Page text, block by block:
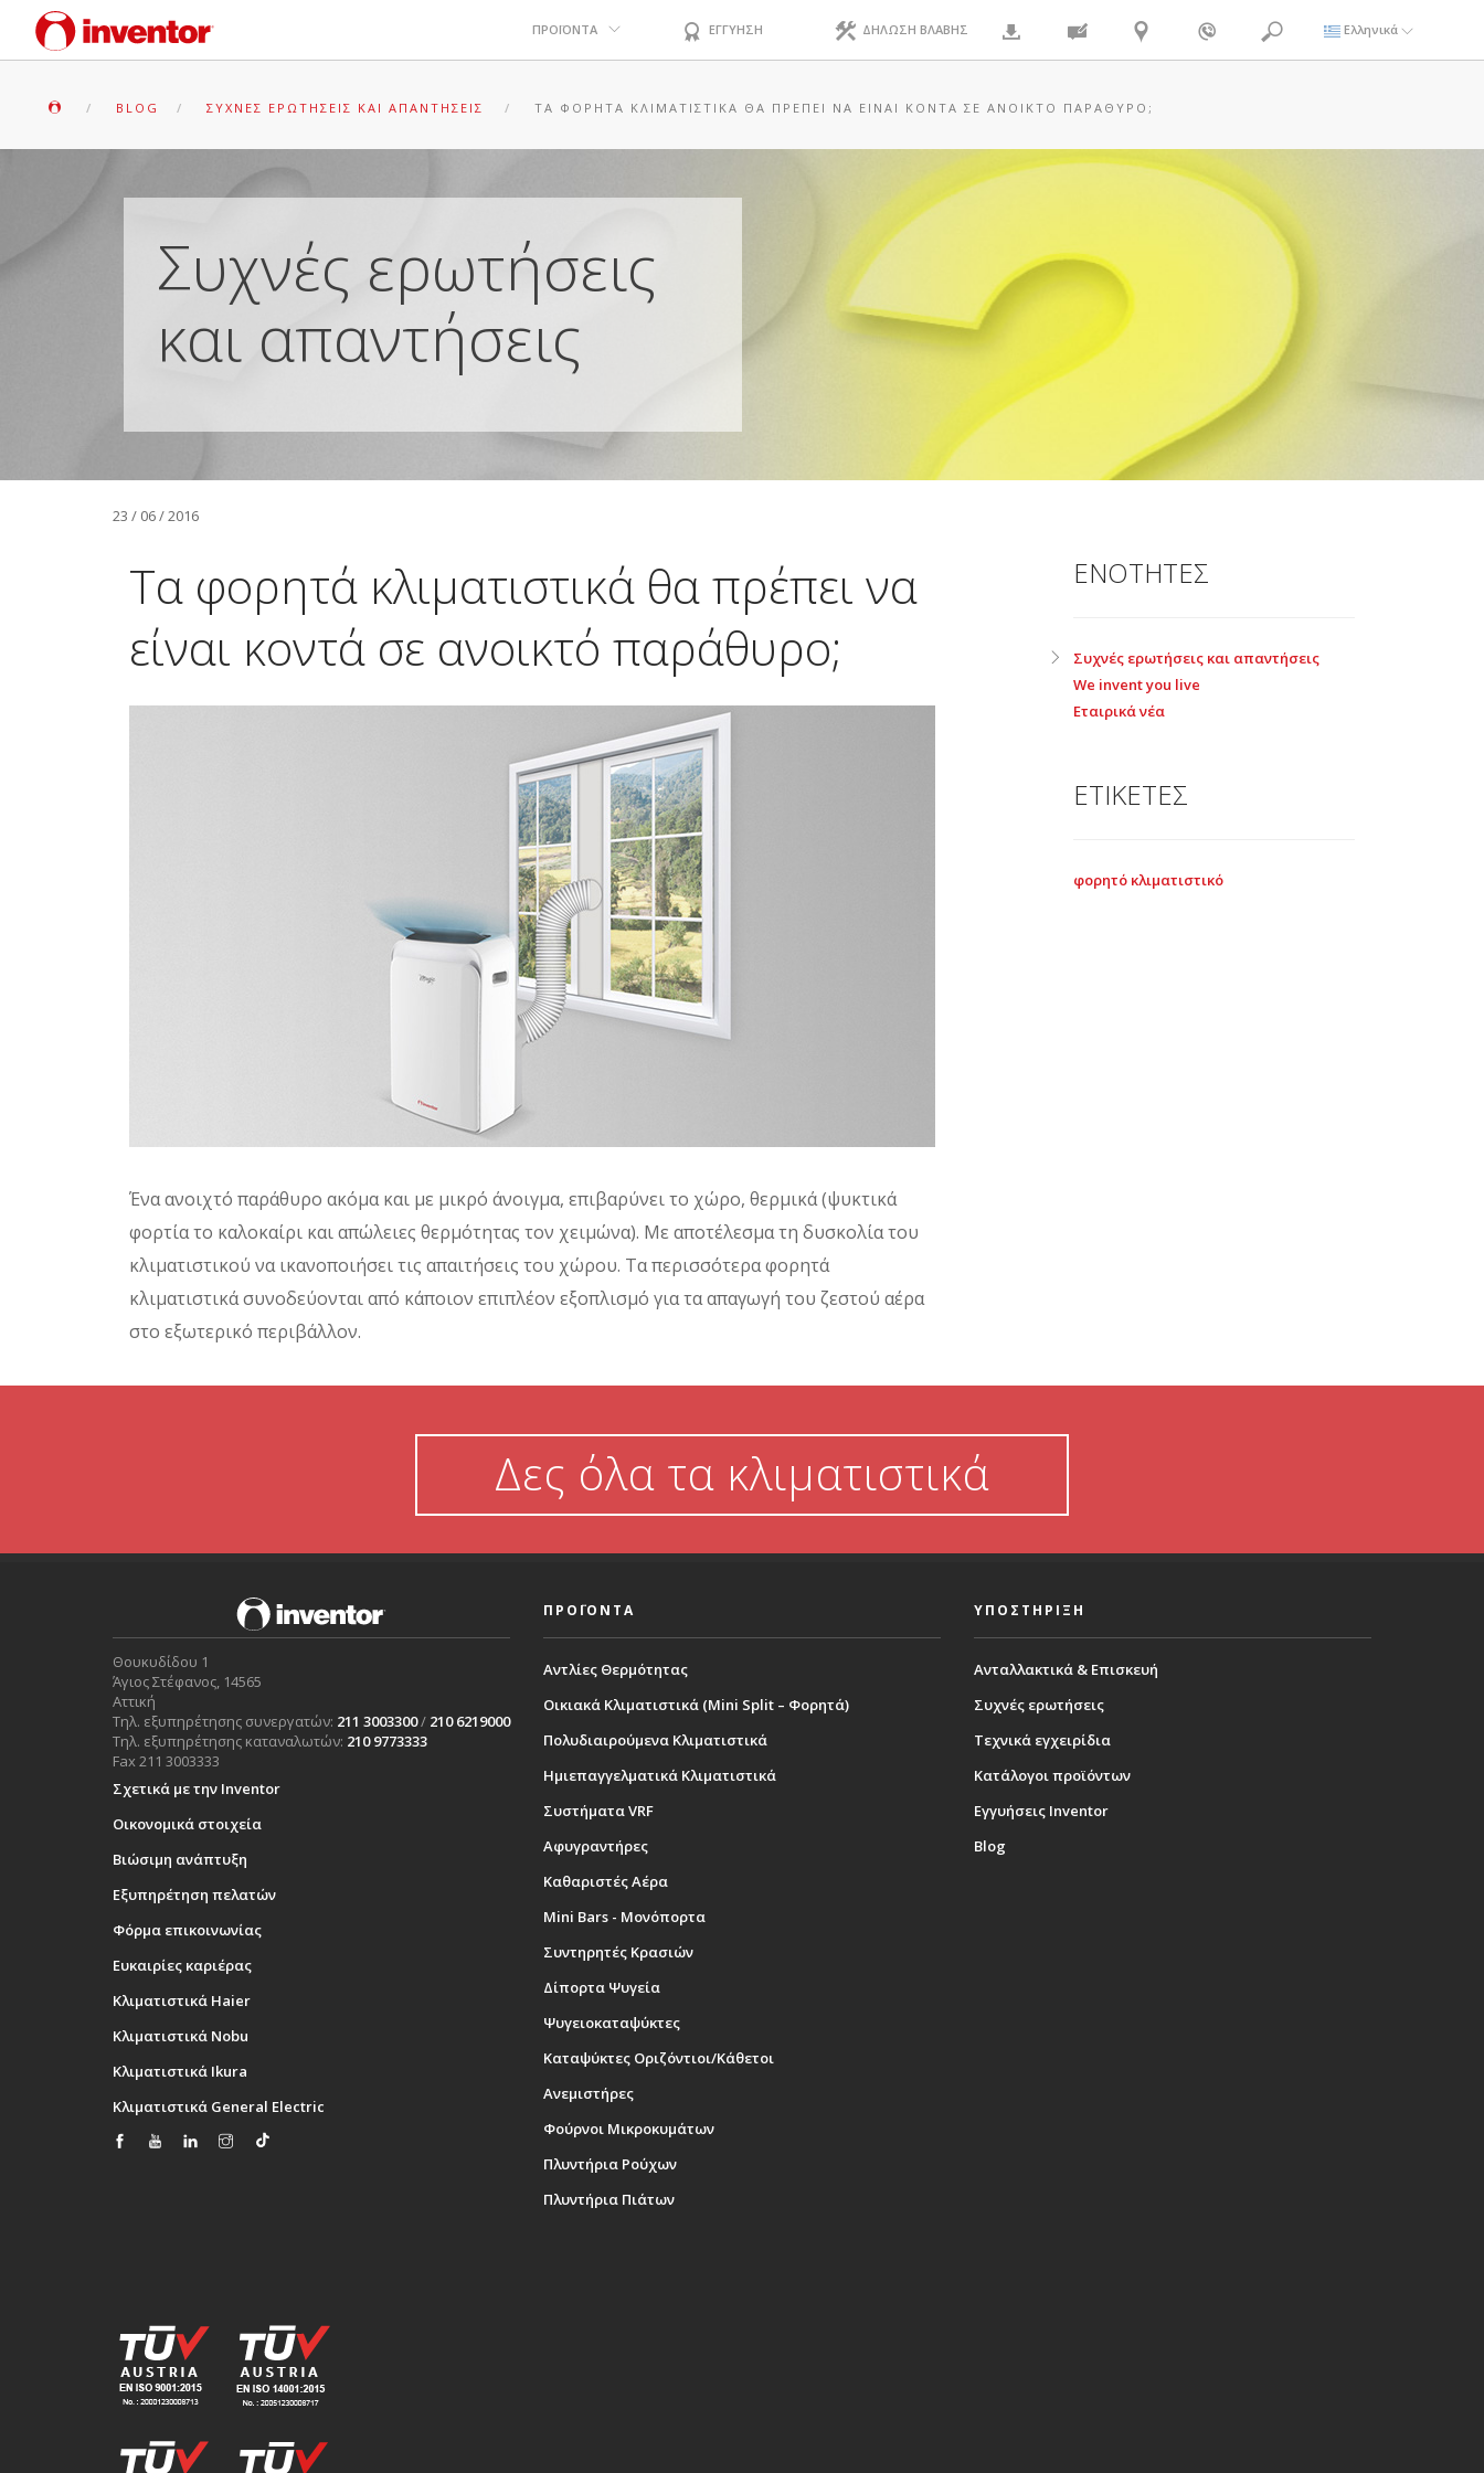
ΠΡΟΪΟΝΤΑ ΕΓΓΥΗΣΗ ΔΗΛΩΣΗ ΒΛΑΒΗΣ Ελληνικά
BLOG ΣΥΧΝΈΣ ΕΡΩΤΉΣΕΙΣ ΚΑΙ ΑΠΑΝΤΉΣΕΙΣ ΤΑ ΦΟΡΗΤΆ ΚΛΙΜΑΤΙΣΤΙΚΆ ΘΑ ΠΡΈΠΕΙ ΝΑ ΕΊΝΑΙ ΚΟΝΤΆ ΣΕ ΑΝΟΙΚΤΌ ΠΑΡΆΘΥΡΟ;
Συχνές ερωτήσεις
και απαντήσεις
23 / 06 / 2016
Τα φορητά κλιματιστικά θα πρέπει να
είναι κοντά σε ανοικτό παράθυρο;
Ένα ανοιχτό παράθυρο ακόμα και με μικρό άνοιγμα, επιβαρύνει το χώρο, θερμικά (ψυκτικά
φορτία το καλοκαίρι και απώλειες θερμότητας τον χειμώνα). Με αποτέλεσμα τη δυσκολία του
κλιματιστικού να ικανοποιήσει τις απαιτήσεις του χώρου. Τα περισσότερα φορητά
κλιματιστικά συνοδεύονται από κάποιον επιπλέον εξοπλισμό για τα απαγωγή του ζεστού αέρα
στο εξωτερικό περιβάλλον.
ΕΝΟΤΗΤΕΣ
Συχνές ερωτήσεις και απαντήσεις
We invent you live
Εταιρικά νέα
ΕΤΙΚΕΤΕΣ
φορητό κλιματιστικό
Δες όλα τα κλιματιστικά
Θουκυδίδου 1
Άγιος Στέφανος, 14565
Αττική
Τηλ. εξυπηρέτησης συνεργατών: 211 3003300/ 210 6219000
Τηλ. εξυπηρέτησης καταναλωτών: 210 9773333
Fax 211 3003333
Σχετικά με την Inventor
Οικονομικά στοιχεία
Βιώσιμη ανάπτυξη
Εξυπηρέτηση πελατών
Φόρμα επικοινωνίας
Ευκαιρίες καριέρας
Κλιματιστικά Haier
Κλιματιστικά Nobu
Κλιματιστικά Ikura
Κλιματιστικά General Electric
ΠΡΟΪΟΝΤΑ
Αντλίες Θερμότητας
Οικιακά Κλιματιστικά (Mini Split – Φορητά)
Πολυδιαιρούμενα Κλιματιστικά
Ημιεπαγγελματικά Κλιματιστικά
Συστήματα VRF
Αφυγραντήρες
Καθαριστές Αέρα
Mini Bars - Μονόπορτα
Συντηρητές Κρασιών
Δίπορτα Ψυγεία
Ψυγειοκαταψύκτες
Καταψύκτες Οριζόντιοι/Κάθετοι
Ανεμιστήρες
Φούρνοι Μικροκυμάτων
Πλυντήρια Ρούχων
Πλυντήρια Πιάτων
ΥΠΟΣΤΗΡΙΞΗ
Ανταλλακτικά & Επισκευή
Συχνές ερωτήσεις
Τεχνικά εγχειρίδια
Κατάλογοι προϊόντων
Εγγυήσεις Inventor
Blog